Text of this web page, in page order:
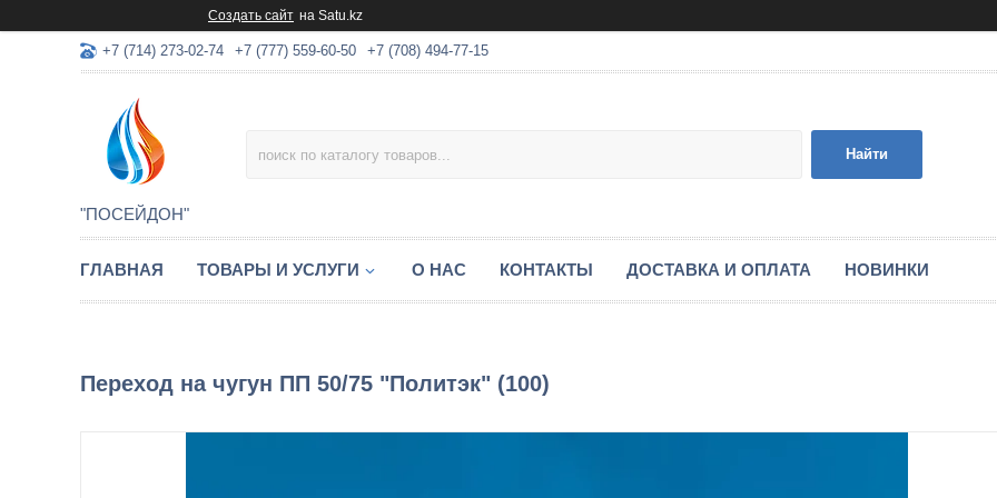
Создать сайт на Satu.kz
+7 (714) 273-02-74 +7 (777) 559-60-50 +7 (708) 494-77-15
"ПОСЕЙДОН"
Найти
ГЛАВНАЯ ТОВАРЫ И УСЛУГИ О НАС КОНТАКТЫ ДОСТАВКА И ОПЛАТА НОВИНКИ
Переход на чугун ПП 50/75 "Политэк" (100)